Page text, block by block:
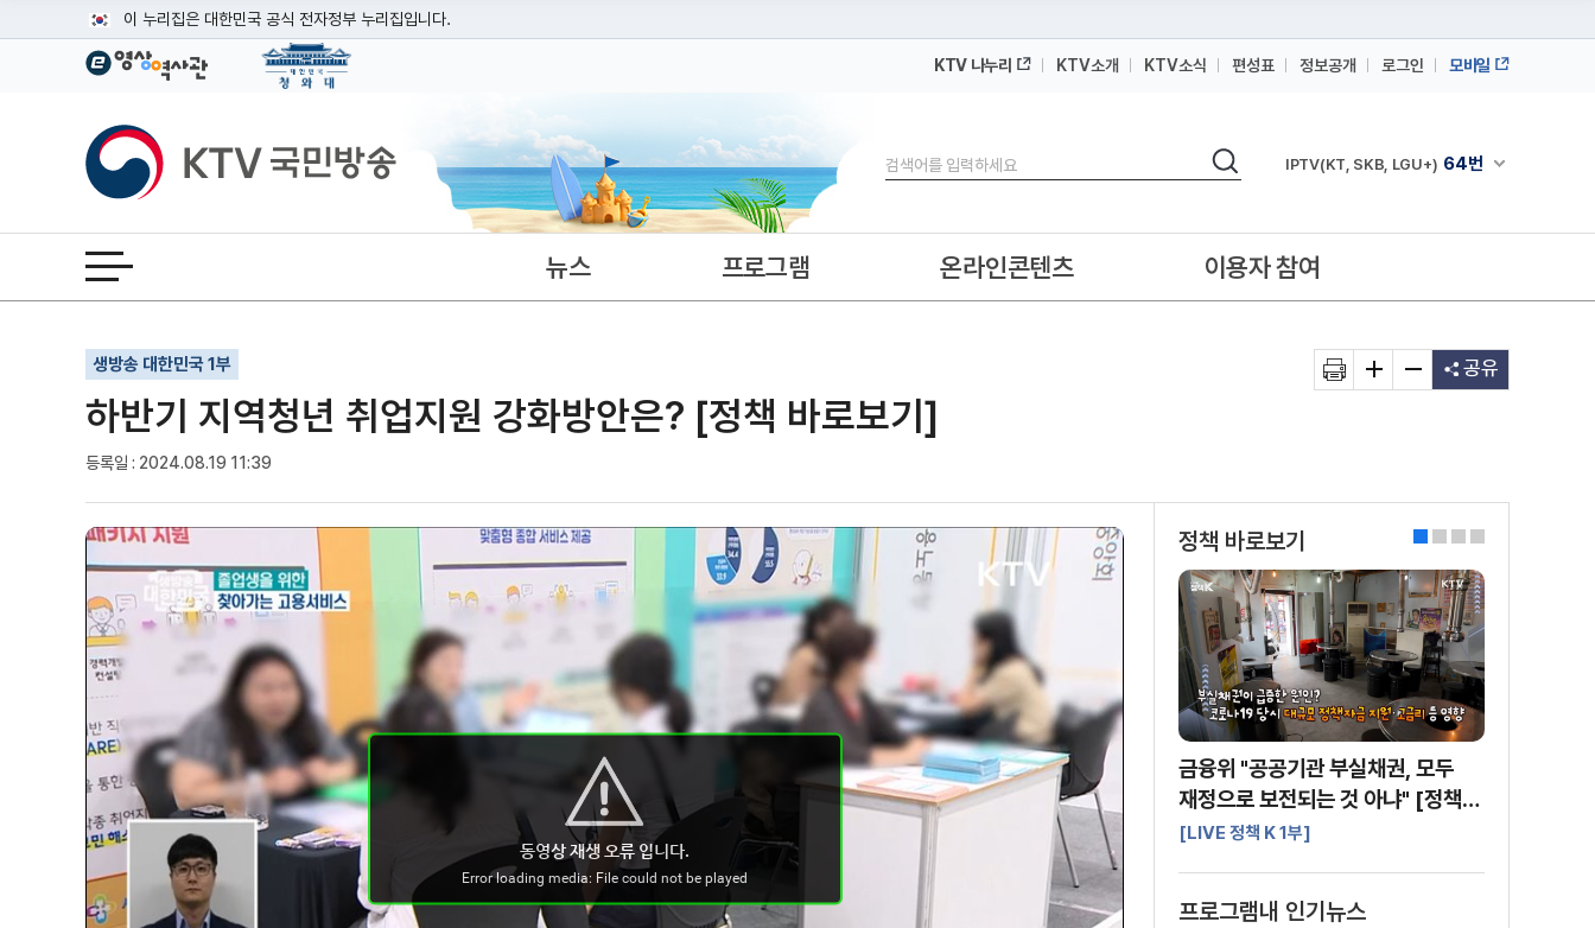
이 누리집은 대한민국 공식 전자정부 누리집입니다.
공식 누리집 주소 확인하기
이밖에 or.kr 또는 .kr등 다른 도메인 주소를 사용하고 있다면 아래 URL에서 도메인 주소를 확인해 보세요
운영중인 공식 누리집보기
KTV 나누리 KTV소개 KTV소식 편성표 정보공개 로그인 모바일
KTV국민방송
검색
검색 채널안내 펼쳐
IPTV(KT, SKB, LGU+) 64번
IPTV(KT, SKB, LGU+)
전체메뉴 열기 뉴스 프로그램 온라인콘텐츠 이용자 참여
생방송 대한민국 1부
하반기 지역청년 취업지원 강화방안은? [정책 바로보기]
등록일 : 2024.08.19 11:39
기사인쇄
글자확대
글자축소 공유
정책 바로보기 0
1
2
3
금융위 "공공기관 부실채권, 모두
재정으로 보전되는 것 아냐" [정책
바로보기]
[LIVE 정책 K 1부]
프로그램내 인기뉴스